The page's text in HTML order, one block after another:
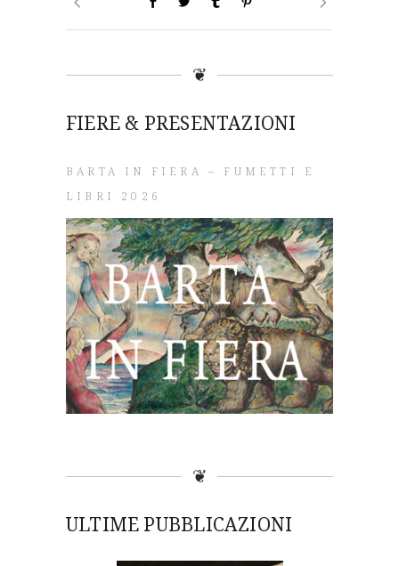
❦
FIERE & PRESENTAZIONI
BARTA IN FIERA – FUMETTI E
LIBRI 2026
❦
ULTIME PUBBLICAZIONI